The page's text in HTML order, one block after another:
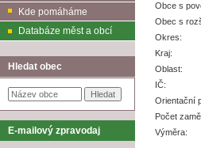
Kde pomáháme
Databáze měst a obcí
Hledat obec
E-mailový zpravodaj
Obce s
Obec s
Okres:
Kraj:
Oblast:
IČ:
Orientační
Počet
Výměra: